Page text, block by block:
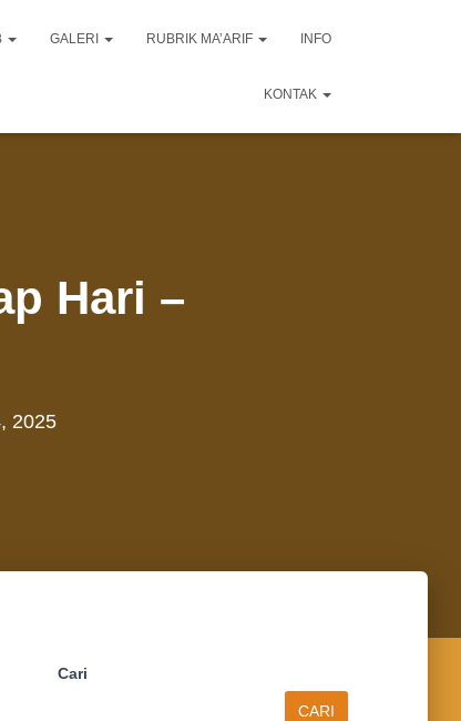
GALERI RUBRIK MA’ARIF INFO
KONTAK
Hari –
2025
Cari
CARI